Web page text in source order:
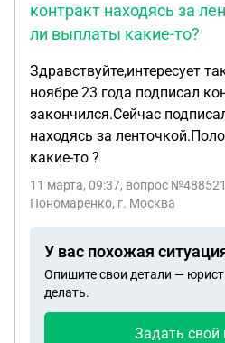
контракт находясь за
ли выплаты какие-то?
Здравствуйте,интересует
ноябре 23 года подписал
закончился.Сейчас
находясь за
какие-то ?
11 марта, 09:37, вопрос
Пономаренко, г. Москва
У вас похожая
Опишите свои детали —
делать.
Задать свой